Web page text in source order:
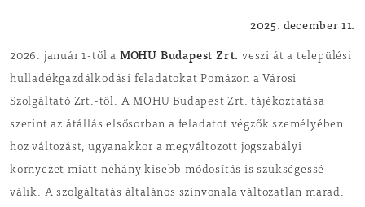
2025. december 11.
2026. január 1-től a MOHU Budapest Zrt. veszi át a települési
hulladékgazdálkodási feladatokat Pomázon a Városi
Szolgáltató Zrt.-től. A MOHU Budapest Zrt. tájékoztatása
szerint az átállás elsősorban a feladatot végzők személyében
hoz változást, ugyanakkor a megváltozott jogszabályi
környezet miatt néhány kisebb módosítás is szükségessé
válik. A szolgáltatás általános színvonala változatlan marad.